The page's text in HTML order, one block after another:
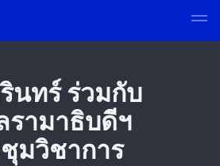
นทร์ ร่วมกับ
รามาธิบดีฯ
มวิชาการ